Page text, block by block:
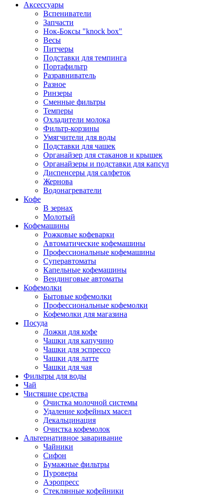
Аксессуары
Вспениватели
Запчасти
Нок-Боксы "knock box"
Весы
Питчеры
Подставки для темпинга
Портафильтр
Разравниватель
Разное
Ринзеры
Сменные фильтры
Темперы
Охладители молока
Фильтр-корзины
Умягчители для воды
Подставки для чашек
Органайзер для стаканов и крышек
Органайзеры и подставки для капсул
Диспенсеры для салфеток
Жернова
Водонагреватели
Кофе
В зернах
Молотый
Кофемашины
Рожковые кофеварки
Автоматические кофемашины
Профессиональные кофемашины
Суперавтоматы
Капельные кофемашины
Вендинговые автоматы
Кофемолки
Бытовые кофемолки
Профессиональные кофемолки
Кофемолки для магазина
Посуда
Ложки для кофе
Чашки для капучино
Чашки для эспрессо
Чашки для латте
Чашки для чая
Фильтры для воды
Чай
Чистящие средства
Очистка молочной системы
Удаление кофейных масел
Декальцинация
Очистка кофемолок
Альтернативное заваривание
Чайники
Сифон
Бумажные фильтры
Пуроверы
Аэропресс
Стеклянные кофейники